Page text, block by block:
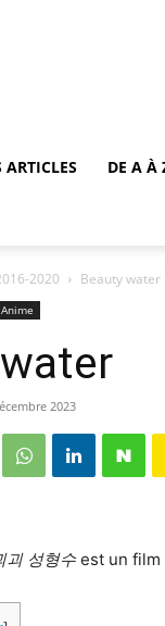
ARTICLES DE A À
2020 Beauty water
Anime
2023
괴 성형수est un film